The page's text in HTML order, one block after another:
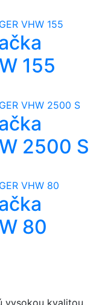
155
2500 S
80